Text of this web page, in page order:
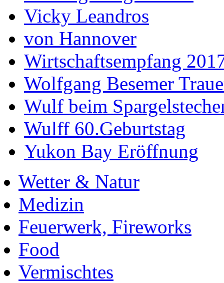
Vicky Leandros
von Hannover
Wirtschaftsempfang
Wolfgang Besemer
Wulf beim
Wulff 60.Geburtstag
Yukon Bay Eröffnung
Wetter & Natur
Medizin
Feuerwerk, Fireworks
Food
Vermischtes